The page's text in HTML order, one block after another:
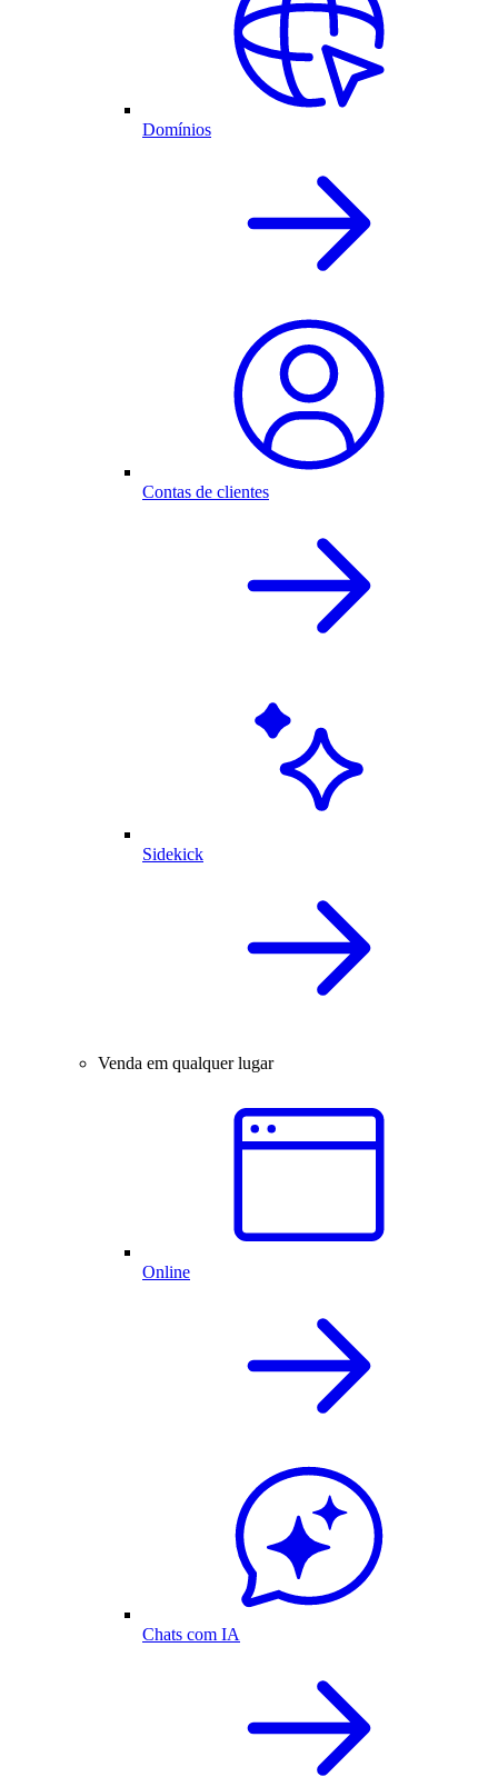
Domínios
Contas de clientes
Sidekick
Venda em qualquer lugar
Online
Chats com IA